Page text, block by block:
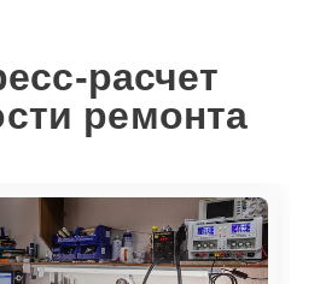
расчет
ремонта